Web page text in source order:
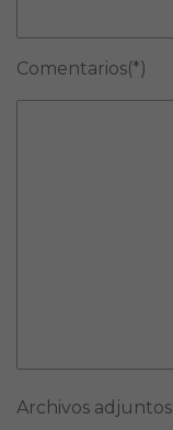
Comentarios(*)
Archivos adjuntos